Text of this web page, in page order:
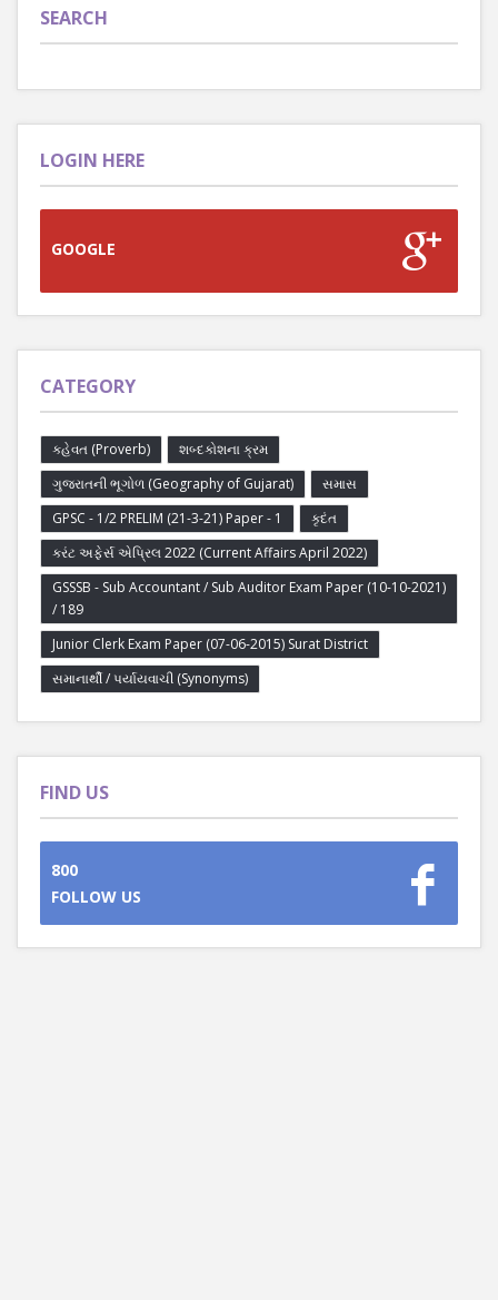
SEARCH
LOGIN HERE
GOOGLE
CATEGORY
કહેવત (Proverb)
શબ્દકોશના ક્રમ
ગુજરાતની ભૂગોળ (Geography of Gujarat)
સમાસ
GPSC - 1/2 PRELIM (21-3-21) Paper - 1
કૃદંત
કરંટ અફેર્સ એપ્રિલ 2022 (Current Affairs April 2022)
GSSSB - Sub Accountant / Sub Auditor Exam Paper (10-10-2021)
/ 189
Junior Clerk Exam Paper (07-06-2015) Surat District
સમાનાર્થી / પર્યાયવાચી (Synonyms)
FIND US
800
FOLLOW US